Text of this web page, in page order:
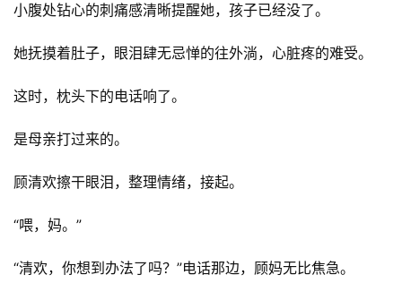
首
页
📖
墨
文
集
🔥
小腹处钻心的刺痛感清晰提醒她，孩子已经没了。
她抚摸着肚子，眼泪肆无忌惮的往外淌，心脏疼的难受。
这时，枕头下的电话响了。
是母亲打过来的。
顾清欢擦干眼泪，整理情绪，接起。
“喂，妈。”
“清欢，你想到办法了吗？”电话那边，顾妈无比焦急。